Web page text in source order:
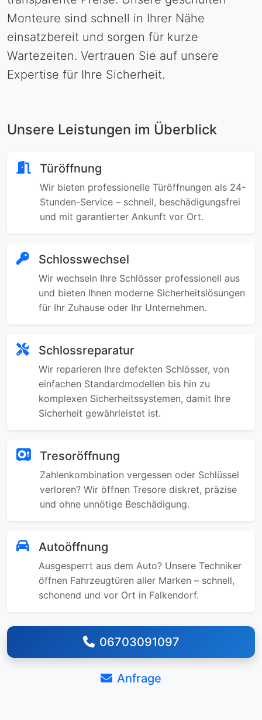
Monteure sind schnell in Ihrer Nähe
einsatzbereit und sorgen für kurze
Wartezeiten. Vertrauen Sie auf unsere
Expertise für Ihre Sicherheit.
Unsere Leistungen im Überblick
Türöffnung
Wir bieten professionelle Türöffnungen als 24-
Stunden-Service – schnell, beschädigungsfrei
und mit garantierter Ankunft vor Ort.
Schlosswechsel
Wir wechseln Ihre Schlösser professionell aus
und bieten Ihnen moderne Sicherheitslösungen
für Ihr Zuhause oder Ihr Unternehmen.
Schlossreparatur
Wir reparieren Ihre defekten Schlösser, von
einfachen Standardmodellen bis hin zu
komplexen Sicherheitssystemen, damit Ihre
Sicherheit gewährleistet ist.
Tresoröffnung
Zahlenkombination vergessen oder Schlüssel
verloren? Wir öffnen Tresore diskret, präzise
und ohne unnötige Beschädigung.
Autoöffnung
Ausgesperrt aus dem Auto? Unsere Techniker
öffnen Fahrzeugtüren aller Marken – schnell,
schonend und vor Ort in Falkendorf.
06703091097
Anfrage